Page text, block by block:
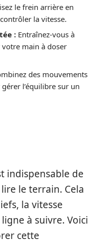
le frein arrière en
la vitesse.
: Entraînez-vous à
main à doser
des mouvements
l’équilibre sur un
indispensable de
le terrain. Cela
la vitesse
à suivre. Voici
cette